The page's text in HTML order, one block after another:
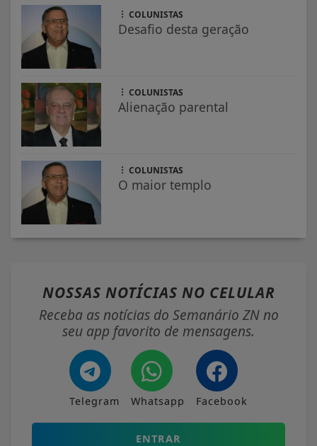
COLUNISTAS
Desafio desta geração
COLUNISTAS
Alienação parental
COLUNISTAS
O maior templo
NOSSAS NOTÍCIAS NO CELULAR
Receba as notícias do Semanário ZN no
seu app favorito de mensagens.
Telegram Whatsapp Facebook
ENTRAR